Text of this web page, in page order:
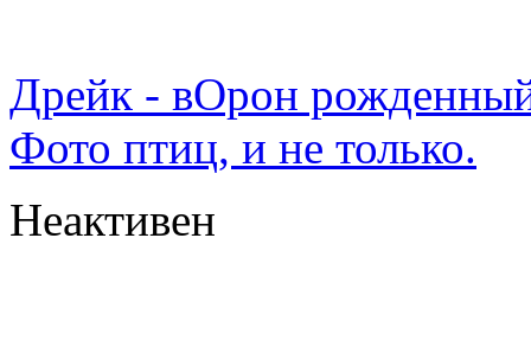
Дрейк - вОрон
Фото птиц, и не только.
Неактивен